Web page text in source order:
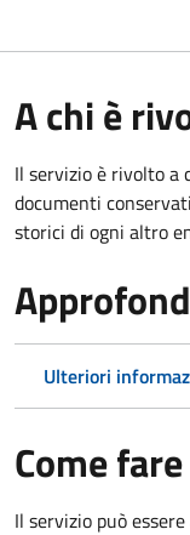
A chi è
Il servizio è rivolto a
documenti
storici di ogni altro
Ulteriori
Come fare
Il servizio può